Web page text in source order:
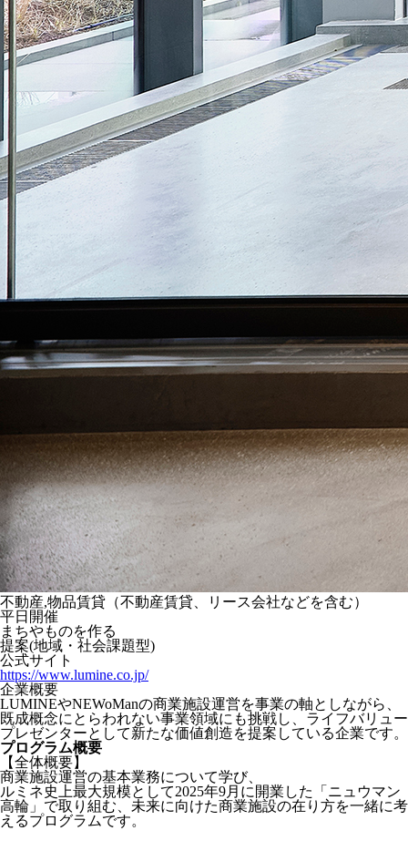
不動産,物品賃貸（不動産賃貸、リース会社などを含む）
平日開催
まちやものを作る
提案(地域・社会課題型)
公式サイト
https://www.lumine.co.jp/
企業概要
LUMINEやNEWoManの商業施設運営を事業の軸としながら、
既成概念にとらわれない事業領域にも挑戦し、ライフバリュー
プレゼンターとして新たな価値創造を提案している企業です。
プログラム概要
【全体概要】
商業施設運営の基本業務について学び、
ルミネ史上最大規模として2025年9月に開業した「ニュウマン
高輪」で取り組む、未来に向けた商業施設の在り方を一緒に考
えるプログラムです。